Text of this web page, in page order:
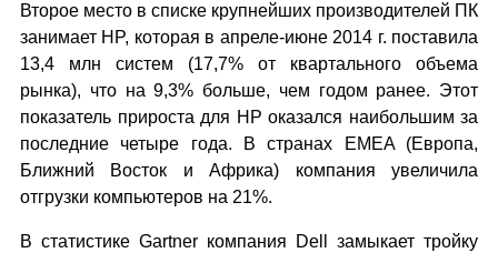
Второе место в списке крупнейших производителей ПК
занимает HP, которая в апреле-июне 2014 г. поставила
13,4 млн систем (17,7% от квартального объема
рынка), что на 9,3% больше, чем годом ранее. Этот
показатель прироста для HP оказался наибольшим за
последние четыре года. В странах EMEA (Европа,
Ближний Восток и Африка) компания увеличила
отгрузки компьютеров на 21%.
В статистике Gartner компания Dell замыкает тройку